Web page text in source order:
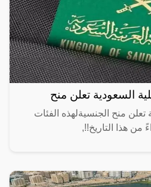
السعودية تعلن منح
تعلن منح الجنسيةلهذه الفئات
من هذا التاريخ!!,